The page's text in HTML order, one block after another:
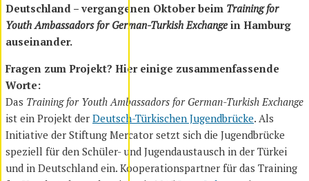
Deutschland – vergangenen Oktober beim Training for
Youth Ambassadors for German-Turkish Exchange in Hamburg
auseinander.
Fragen zum Projekt? Hier einige zusammenfassende
Worte:
Das Training for Youth Ambassadors for German-Turkish Exchange
ist ein Projekt der Deutsch-Türkischen Jugendbrücke. Als
Initiative der Stiftung Mercator setzt sich die Jugendbrücke
speziell für den Schüler- und Jugendaustausch in der Türkei
und in Deutschland ein. Kooperationspartner für das Training